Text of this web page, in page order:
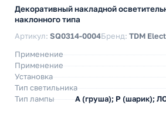
Декоративный накладной
наклонного типа
Артикул: SQ0314-0004Бренд: TDM
Применение
Применение
Установка
Тип светильника
Тип лампы
A (груша); P (шарик);